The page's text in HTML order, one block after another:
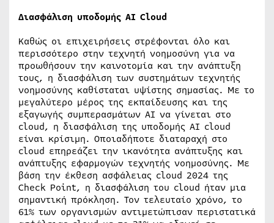
Διασφάλιση υποδομής AI Cloud
Καθώς οι επιχειρήσεις στρέφονται όλο και
περισσότερο στην τεχνητή νοημοσύνη για να
προωθήσουν την καινοτομία και την ανάπτυξη
τους, η διασφάλιση των συστημάτων τεχνητής
νοημοσύνης καθίσταται υψίστης σημασίας. Με το
μεγαλύτερο μέρος της εκπαίδευσης και της
εξαγωγής συμπερασμάτων AI να γίνεται στο
cloud, η διασφάλιση της υποδομής AI cloud
είναι κρίσιμη. Οποιαδήποτε διαταραχή στο
cloud επηρεάζει την ικανότητα ανάπτυξης και
ανάπτυξης εφαρμογών τεχνητής νοημοσύνης. Με
βάση την έκθεση ασφάλειας cloud 2024 της
Check Point, η διασφάλιση του cloud ήταν μια
σημαντική πρόκληση. Τον τελευταίο χρόνο, το
61% των οργανισμών αντιμετώπισαν περιστατικά